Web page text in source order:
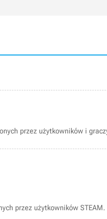
przez użytkowników i
przez użytkowników STEAM.